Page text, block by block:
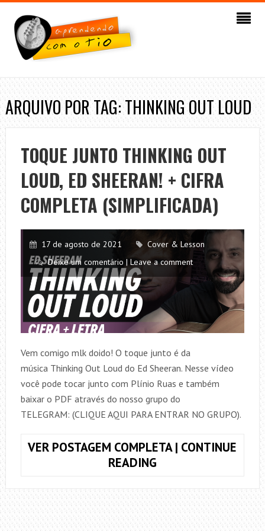
ARQUIVO POR TAG: THINKING OUT LOUD
TOQUE JUNTO THINKING OUT
LOUD, ED SHEERAN! + CIFRA
COMPLETA (SIMPLIFICADA)
17 de agosto de 2021
Cover & Lesson
Deixe um comentário | Leave a comment
Vem comigo mlk doido! O toque junto é da
música Thinking Out Loud do Ed Sheeran. Nesse vídeo
você pode tocar junto com Plínio Ruas e também
baixar o PDF através do nosso grupo do
TELEGRAM: (CLIQUE AQUI PARA ENTRAR NO GRUPO).
VER POSTAGEM COMPLETA | CONTINUE
READINGTOQUE
THINKING
OUT
LOUD,